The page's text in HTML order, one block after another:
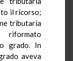
il ricorso;
tributaria
riformato
grado. In
aveva